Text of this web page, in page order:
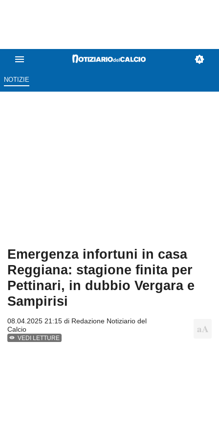
NOTIZIE
Emergenza infortuni in casa
Reggiana: stagione finita per
Pettinari, in dubbio Vergara e
Sampirisi
08.04.2025 21:15 di Redazione Notiziario del
Calcio
VEDI LETTURE